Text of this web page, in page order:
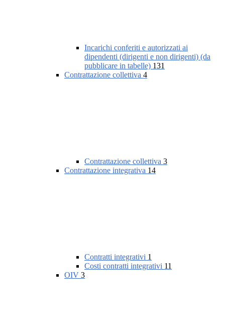
Incarichi conferiti e autorizzati ai
dipendenti (dirigenti e non dirigenti) (da
pubblicare in tabelle) 131
Contrattazione collettiva 4
Contrattazione collettiva 3
Contrattazione integrativa 14
Contratti integrativi 1
Costi contratti integrativi 11
OIV 3